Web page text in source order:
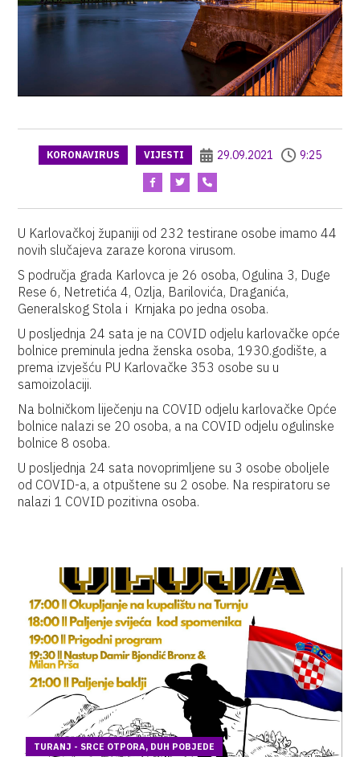
KORONAVIRUS VIJESTI 29.09.2021 9:25
U Karlovačkoj županiji od 232 testirane osobe imamo 44
novih slučajeva zaraze korona virusom.
S područja grada Karlovca je 26 osoba, Ogulina 3, Duge
Rese 6, Netretića 4, Ozlja, Barilovića, Draganića,
Generalskog Stola i Krnjaka po jedna osoba.
U posljednja 24 sata je na COVID odjelu karlovačke opće
bolnice preminula jedna ženska osoba, 1930.godište, a
prema izvješću PU Karlovačke 353 osobe su u
samoizolaciji.
Na bolničkom liječenju na COVID odjelu karlovačke Opće
bolnice nalazi se 20 osoba, a na COVID odjelu ogulinske
bolnice 8 osoba.
U posljednja 24 sata novoprimljene su 3 osobe oboljele
od COVID-a, a otpuštene su 2 osobe. Na respiratoru se
nalazi 1 COVID pozitivna osoba.
TURANJ - SRCE OTPORA, DUH POBJEDE